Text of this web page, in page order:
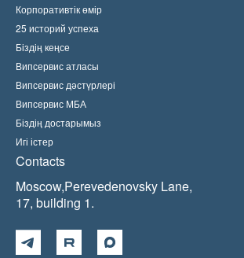
Корпоративтік өмір
25 историй успеха
Біздің кеңсе
Випсервис атласы
Випсервис дәстүрлері
Випсервис МБА
Біздің достарымыз
Игі істер
Contacts
Moscow,Perevedenovsky Lane,
17, building 1.